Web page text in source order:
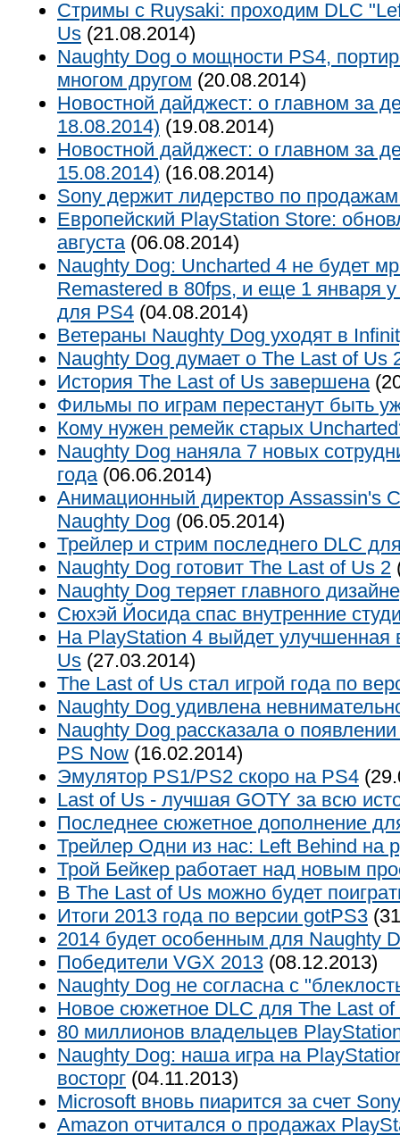
Стримы с Ruysaki: проходим DLC
Us (21.08.2014)
Naughty Dog о мощности PS4,
многом другом (20.08.2014)
Новостной дайджест: о главном за
18.08.2014) (19.08.2014)
Новостной дайджест: о главном за
15.08.2014) (16.08.2014)
Sony держит лидерство по
Европейский PlayStation Store:
августа(06.08.2014)
Naughty Dog: Uncharted 4 не будет
Remastered в 80fps, и еще 1 января
для PS4 (04.08.2014)
Ветераны Naughty Dog уходят в
Naughty Dog думает о The Last of Us
История The Last of Us завершена
Фильмы по играм перестанут быть
Кому нужен ремейк старых
Naughty Dog наняла 7 новых
года(06.06.2014)
Анимационный директор Assassin's
Naughty Dog (06.05.2014)
Трейлер и стрим последнего DLC
Naughty Dog готовит The Last of Us 2
Naughty Dog теряет главного
Сюхэй Йосида спас внутренние
На PlayStation 4 выйдет улучшенная
Us (27.03.2014)
The Last of Us стал игрой года по
Naughty Dog удивлена
Naughty Dog рассказала о
PS Now (16.02.2014)
Эмулятор PS1/PS2 скоро на PS4
Last of Us - лучшая GOTY за всю
Последнее сюжетное дополнение
Трейлер Одни из нас: Left Behind на
Трой Бейкер работает над новым
В The Last of Us можно будет
Итоги 2013 года по версии gotPS3
2014 будет особенным для Naughty
Победители VGX 2013 (08.12.2013)
Naughty Dog не согласна с
Новое сюжетное DLC для The Last of
80 миллионов владельцев
Naughty Dog: наша игра на
восторг (04.11.2013)
Microsoft вновь пиарится за счет Sony
Amazon отчитался о продажах